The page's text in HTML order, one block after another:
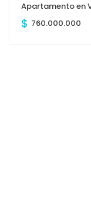
Apartamento en
$ 760.000.000